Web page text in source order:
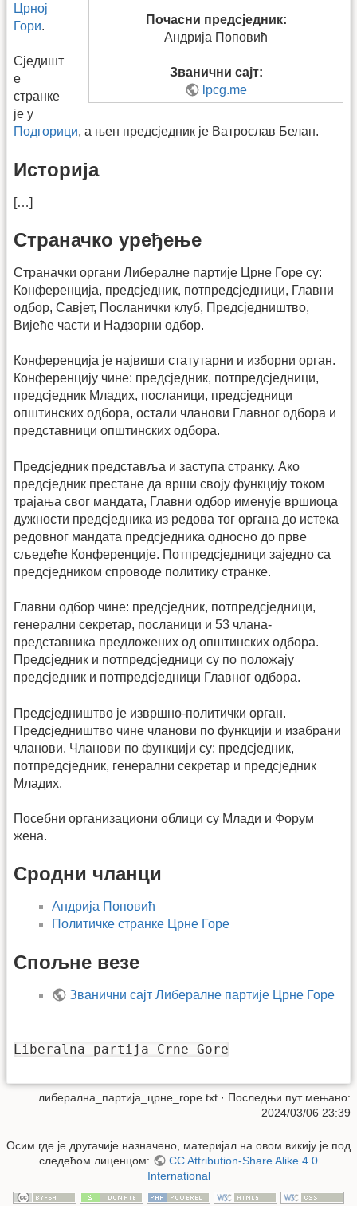
Почасни предсједник:
Андрија Поповић
Званични сајт:
lpcg.me
Црној
Гори.
Сједишт
е
странке
је у
Подгорици, а њен предсједник је Ватрослав Белан.
Историја
[…]
Страначко уређење
Страначки органи Либералне партије Црне Горе су:
Конференција, предсједник, потпредсједници, Главни
одбор, Савјет, Посланички клуб, Предсједништво,
Вијеће части и Надзорни одбор.
Конференција је највиши статутарни и изборни орган.
Конференцију чине: предсједник, потпредсједници,
предсједник Младих, посланици, предсједници
општинских одбора, остали чланови Главног одбора и
представници општинских одбора.
Предсједник представља и заступа странку. Ако
предсједник престане да врши своју функцију током
трајања свог мандата, Главни одбор именује вршиоца
дужности предсједника из редова тог органа до истека
редовног мандата предсједника односно до прве
сљедеће Конференције. Потпредсједници заједно са
предсједником спроводе политику странке.
Главни одбор чине: предсједник, потпредсједници,
генерални секретар, посланици и 53 члана-
представника предложених од општинских одбора.
Предсједник и потпредсједници су по положају
предсједник и потпредсједници Главног одбора.
Предсједништво је извршно-политички орган.
Предсједништво чине чланови по функцији и изабрани
чланови. Чланови по функцији су: предсједник,
потпредсједник, генерални секретар и предсједник
Младих.
Посебни организациони облици су Млади и Форум
жена.
Сродни чланци
Андрија Поповић
Политичке странке Црне Горе
Спољне везе
Званични сајт Либералне партије Црне Горе
Liberalna partija Crne Gore
либерална_партија_црне_горе.txt · Последњи пут мењано:
2024/03/06 23:39
Осим где је другачије назначено, материјал на овом викију је под
следећом лиценцом:
CC Attribution-Share Alike 4.0
International